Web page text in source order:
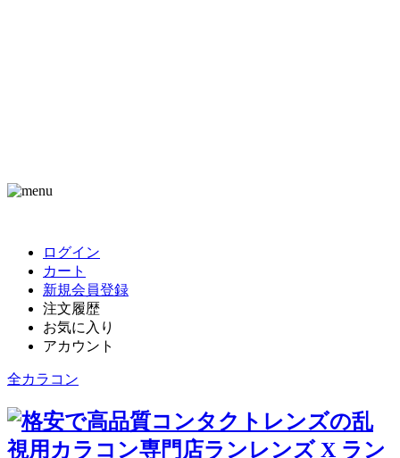
ログイン
カート
新規会員登録
注文履歴
お気に入り
アカウント
全カラコン